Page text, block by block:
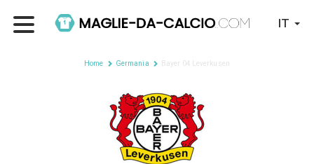
IT
Home Germania Bayer 04 Leverkusen